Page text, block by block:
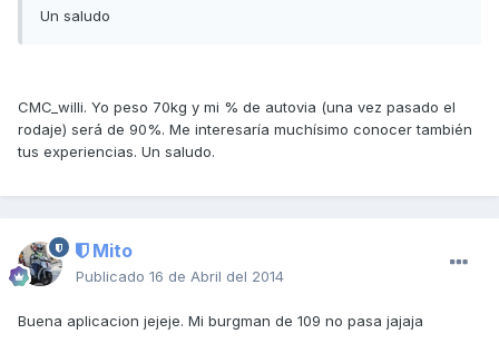
Un saludo
CMC_willi. Yo peso 70kg y mi % de autovia (una vez pasado el
rodaje) será de 90%. Me interesaría muchísimo conocer también
tus experiencias. Un saludo.
Mito
Publicado 16 de Abril del 2014
Buena aplicacion jejeje. Mi burgman de 109 no pasa jajaja